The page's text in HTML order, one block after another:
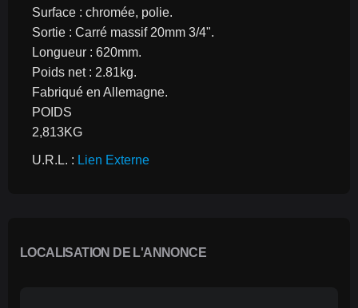
Surface : chromée, polie.
Sortie : Carré massif 20mm 3/4".
Longueur : 620mm.
Poids net : 2.81kg.
Fabriqué en Allemagne.
POIDS
2,813KG
U.R.L. : Lien Externe
LOCALISATION DE L'ANNONCE